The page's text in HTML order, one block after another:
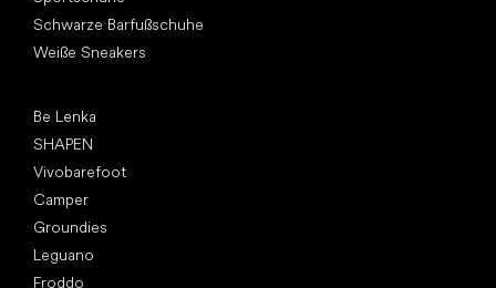
Schwarze Barfußschuhe
Weiße Sneakers
Be Lenka
SHAPEN
Vivobarefoot
Camper
Groundies
Leguano
Froddo